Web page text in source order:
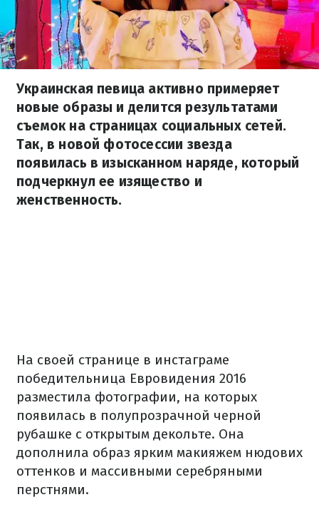
Украинская певица активно примеряет
новые образы и делится результатами
съемок на страницах социальных сетей.
Так, в новой фотосессии звезда
появилась в изысканном наряде, который
подчеркнул ее изящество и
женственность.
На своей странице в инстаграме
победительница Евровидения 2016
разместила фотографии, на которых
появилась в полупрозрачной черной
рубашке с открытым декольте. Она
дополнила образ ярким макияжем нюдових
оттенков и массивными серебряными
перстнями.